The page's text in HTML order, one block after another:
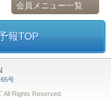
会員メニュー一覧
報TOP
号
All Rights Reserved.